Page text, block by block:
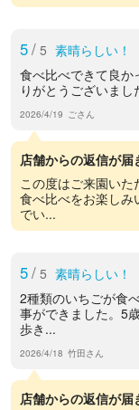
5/ 5 素晴らしい！
食べ比べできて良か
りがとうございまし
2026/4/19 ごさん
店舗からの返信が届
この度はご来園い
食べ比べをお楽しみ
でい...
5/ 5 素晴らしい！
2種類のいちごが食
事ができました。5
歩き...
2026/4/18 竹田さん
店舗からの返信が届